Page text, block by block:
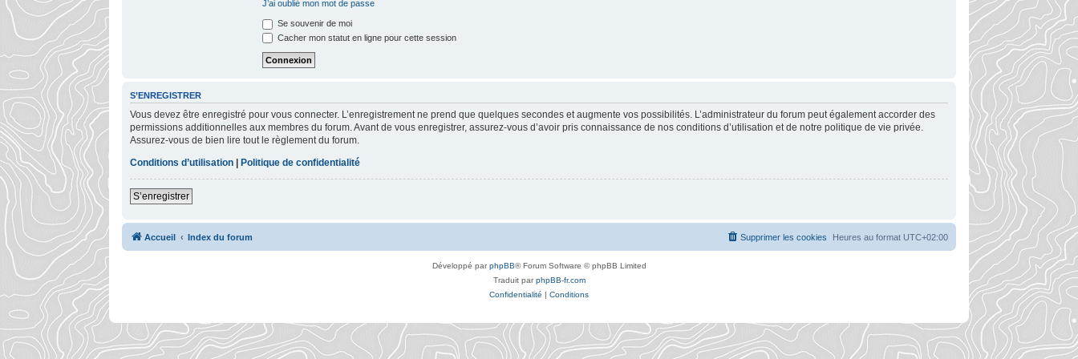
J’ai oublié mon mot de passe
Se souvenir de moi
Cacher mon statut en ligne pour cette session
S’ENREGISTRER
Vous devez être enregistré pour vous connecter. L’enregistrement ne prend que quelques secondes et augmente vos possibilités. L’administrateur du forum peut également accorder des
permissions additionnelles aux membres du forum. Avant de vous enregistrer, assurez-vous d’avoir pris connaissance de nos conditions d’utilisation et de notre politique de vie privée.
Assurez-vous de bien lire tout le règlement du forum.
Conditions d’utilisation | Politique de confidentialité
S’enregistrer
Accueil Index du forum Heures au format UTC+02:00
Supprimer les cookies
Développé parphpBB® Forum Software © phpBB Limited
Traduit parphpBB-fr.com
Confidentialité | Conditions